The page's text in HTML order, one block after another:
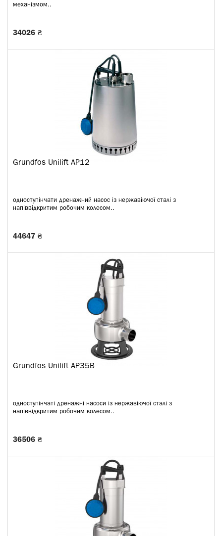
механізмом..
34026 ₴
Grundfos Unilift AP12
одноступінчати дренажний насос із нержавіючої сталі з
напіввідкритим робочим колесом..
44647 ₴
Grundfos Unilift AP35B
одноступінчаті дренажні насоси із нержавіючої сталі з
напіввідкритим робочим колесом..
36506 ₴